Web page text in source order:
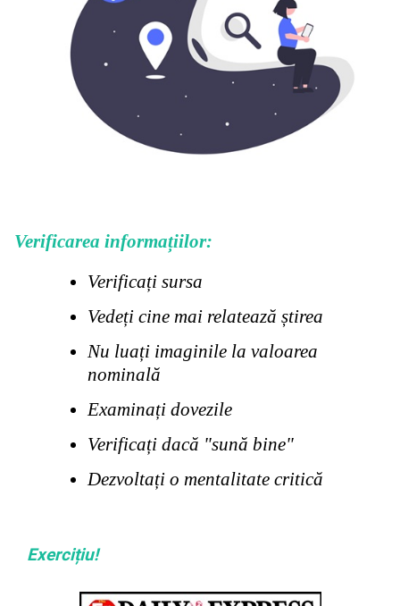
Verificarea informațiilor:
Verificați sursa
Vedeți cine mai relatează știrea
Nu luați imaginile la valoarea
nominală
Examinați dovezile
Verificați dacă "sună bine"
Dezvoltați o mentalitate critică
Exercițiu!